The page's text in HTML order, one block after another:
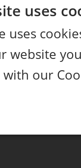
uses
uses
website
with our